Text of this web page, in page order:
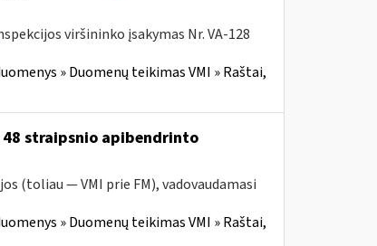
viršininko įsakymas Nr. VA-128
» Duomenų teikimas VMI » Raštai,
straipsnio apibendrinto
(toliau — VMI prie FM), vadovaudamasi
» Duomenų teikimas VMI » Raštai,